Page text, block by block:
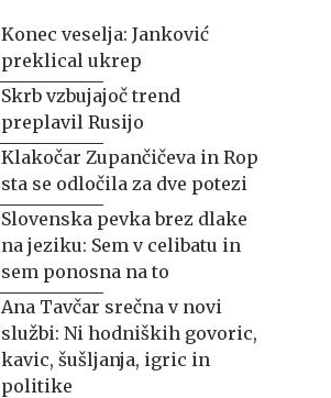
Konec veselja: Janković
preklical ukrep
Skrb vzbujajoč trend
preplavil Rusijo
Klakočar Zupančičeva in Rop
sta se odločila za dve potezi
Slovenska pevka brez dlake
na jeziku: Sem v celibatu in
sem ponosna na to
Ana Tavčar srečna v novi
službi: Ni hodniških govoric,
kavic, šušljanja, igric in
politike